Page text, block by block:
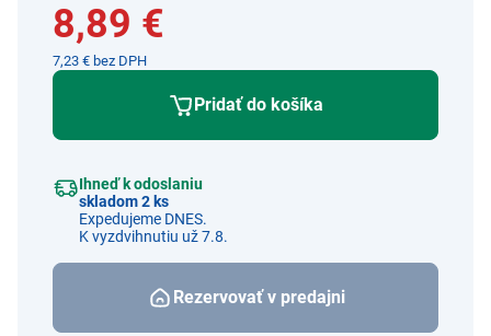
8,89 €
7,23 € bez DPH
Pridať do košíka
Ihneď k odoslaniu
skladom 2 ks
Expedujeme DNES.
K vyzdvihnutiu už 7.8.
Rezervovať v predajni